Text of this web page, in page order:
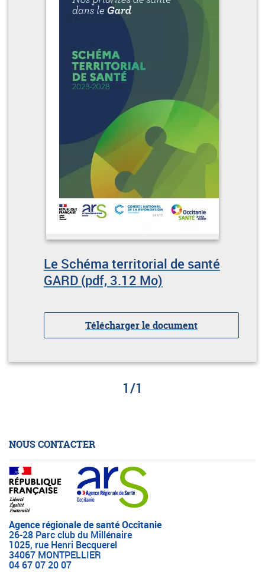
Le Schéma territorial de santé
GARD (pdf, 3.12 Mo)
Télécharger le document
1/1
NOUS CONTACTER
Agence régionale de santé Occitanie
26-28 Parc club du Millénaire
1025, rue Henri Becquerel
34067 MONTPELLIER
04 67 07 20 07